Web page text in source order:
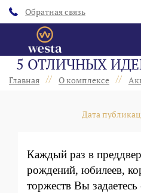
Обратная связь
5 ОТЛИЧНЫХ
Главная // О комплексе //
Дата
Каждый раз в
рождений, юбилеев,
торжеств Вы